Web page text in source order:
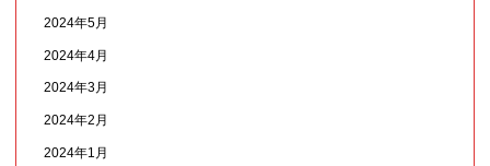
2024年5月
2024年4月
2024年3月
2024年2月
2024年1月